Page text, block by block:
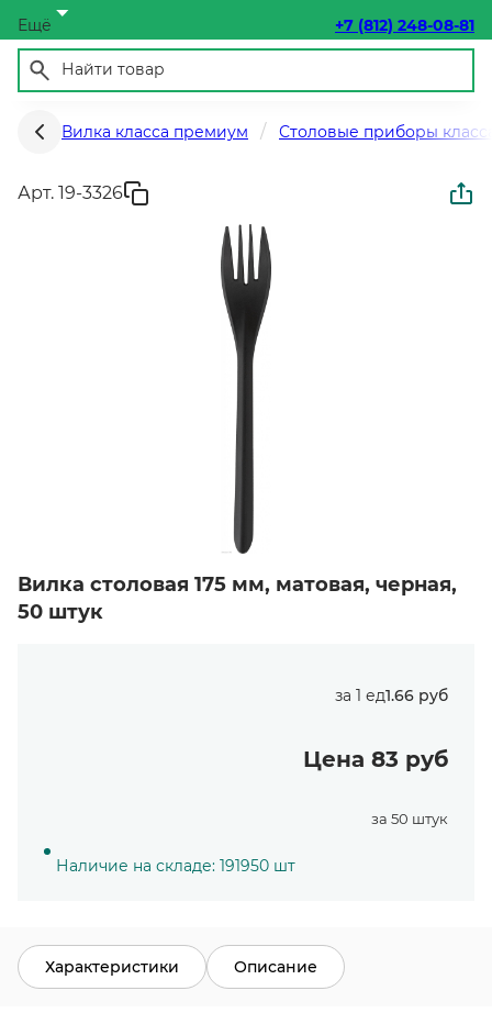
Ещё +7 (812) 248-08-81
Вилка класса премиум Столовые приборы
Арт. 19-3326
Вилка столовая 175 мм, матовая, черная,
50 штук
за 1 ед1.66 руб
Цена 83 руб
за 50 штук
Наличие на складе: 191950 шт
Характеристики Описание